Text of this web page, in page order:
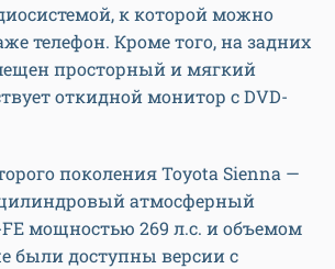
к которой можно
телефон. Кроме того, на задних
просторный и мягкий
откидной монитор с DVD-
поколения Toyota Sienna —
атмосферный
FE мощностью 269 л.с. и объемом
были доступны версии с